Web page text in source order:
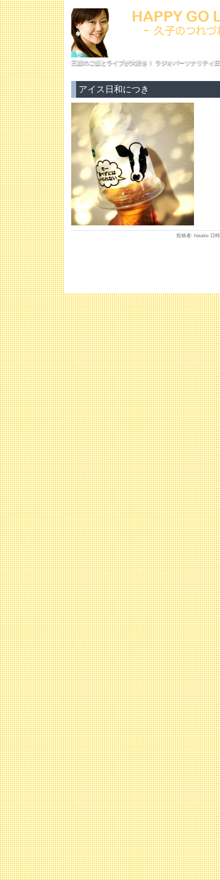
三度のご飯とライブが大好き！ ラジオパーソナリティ
アイス日和につき
投稿者: hisako 日